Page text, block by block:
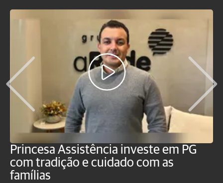
Princesa Assistência investe em PG
com tradição e cuidado com as
famílias